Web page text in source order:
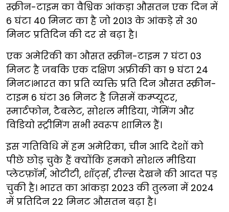
स्क्रीन-टाइम का वैश्विक आंकड़ा औसतन एक दिन में
6 घंटा 40 मिनट का है जो 2013 के आंकड़े से 30
मिनट प्रतिदिन की दर से बढ़ा है।
एक अमेरिकी का औसत स्क्रीन-टाइम 7 घंटा 03
मिनट है जबकि एक दक्षिण अफ्रीकी का 9 घंटा 24
मिनट।भारत का प्रति व्यक्ति प्रति दिन औसत स्क्रीन-
टाइम 6 घंटा 36 मिनट है जिसमें कम्प्यूटर,
स्मार्टफोन, टैबलेट, सोशल मीडिया, गेमिंग और
विडियो स्ट्रीमिंग सभी स्वरूप शामिल हैं।
इस गतिविधि में हम अमेरिका, चीन आदि देशों को
पीछे छोड़ चुके हैं क्योंकि हमको सोशल मीडिया
प्लेटफ़ॉर्म, ओटीटी, शॉर्ट्स, रील्स देखने की आदत पड़
चुकी है। भारत का आंकड़ा 2023 की तुलना में 2024
में प्रतिदिन 22 मिनट औसतन बढ़ा है।